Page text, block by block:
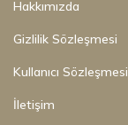
Hakkımızda
Gizlilik Sözleşmesi
Kullanıcı Sözleşmesi
İletişim